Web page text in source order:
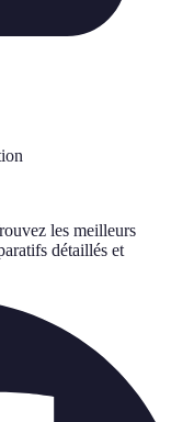
les meilleurs
détaillés et